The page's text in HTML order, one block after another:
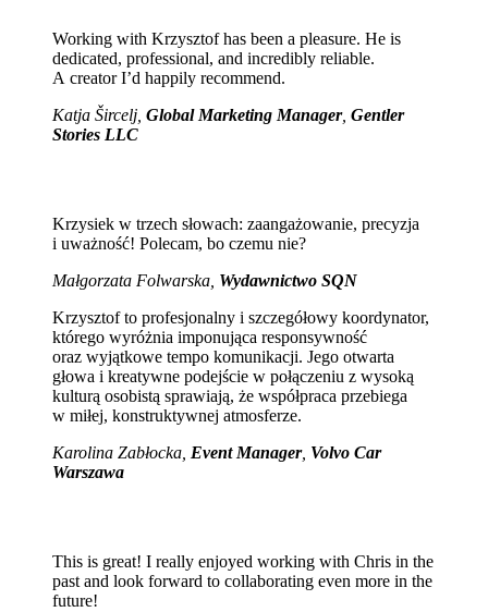
Working with Krzysztof has been a pleasure. He is
dedicated, professional, and incredibly reliable.
A creator I’d happily recommend.
Katja Šircelj, Global Marketing Manager, Gentler
Stories LLC
Krzysiek w trzech słowach: zaangażowanie, precyzja
i uważność! Polecam, bo czemu nie?
Małgorzata Folwarska, Wydawnictwo SQN
Krzysztof to profesjonalny i szczegółowy koordynator,
którego wyróżnia imponująca responsywność
oraz wyjątkowe tempo komunikacji. Jego otwarta
głowa i kreatywne podejście w połączeniu z wysoką
kulturą osobistą sprawiają, że współpraca przebiega
w miłej, konstruktywnej atmosferze.
Karolina Zabłocka, Event Manager, Volvo Car
Warszawa
This is great! I really enjoyed working with Chris in the
past and look forward to collaborating even more in the
future!